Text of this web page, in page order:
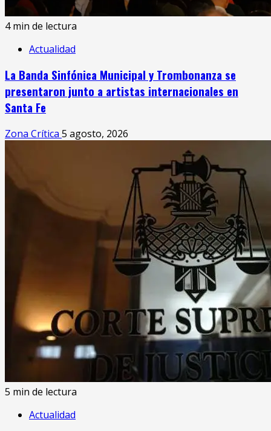
4 min de lectura
Actualidad
La Banda Sinfónica Municipal y Trombonanza se
presentaron junto a artistas internacionales en
Santa Fe
Zona Crítica 5 agosto, 2026
5 min de lectura
Actualidad